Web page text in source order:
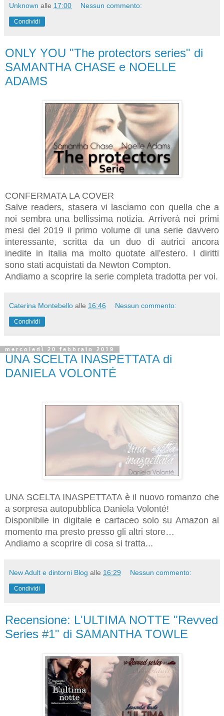
Unknown alle 17:00 Nessun commento:
Condividi
ONLY YOU "The protectors series" di
SAMANTHA CHASE e NOELLE
ADAMS
CONFERMATA LA COVER
Salve readers, stasera vi lasciamo con quella che a
noi sembra una bellissima notizia. Arriverà nei primi
mesi del 2019 il primo volume di una serie davvero
interessante, scritta da un duo di autrici ancora
inedite in Italia ma molto quotate all'estero. I diritti
sono stati acquistati da Newton Compton.
Andiamo a scoprire la serie completa tradotta per voi.
Caterina Montebello alle 16:46 Nessun commento:
Condividi
mercoledì 20 febbraio 2019
UNA SCELTA INASPETTATA di
DANIELA VOLONTÉ
UNA SCELTA INASPETTATA è il nuovo romanzo che
a sorpresa autopubblica Daniela Volonté!
Disponibile in digitale e cartaceo solo su Amazon al
momento ma presto presso gli altri store…
Andiamo a scoprire di cosa si tratta...
New Adult e dintorni Blog alle 16:29 Nessun commento:
Condividi
Recensione: L'ULTIMA NOTTE "Revved
Series #1" di SAMANTHA TOWLE